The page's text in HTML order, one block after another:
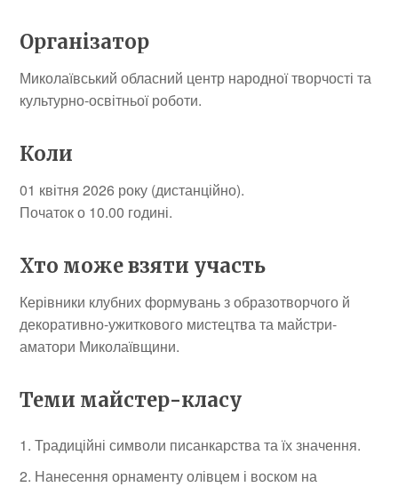
Організатор
Миколаївський обласний центр народної творчості та
культурно-освітньої роботи.
Коли
01 квітня 2026 року (дистанційно).
Початок о 10.00 годині.
Хто може взяти участь
Керівники клубних формувань з образотворчого й
декоративно-ужиткового мистецтва та майстри-
аматори Миколаївщини.
Теми майстер-класу
Традиційні символи писанкарства та їх значення.
Нанесення орнаменту олівцем і воском на